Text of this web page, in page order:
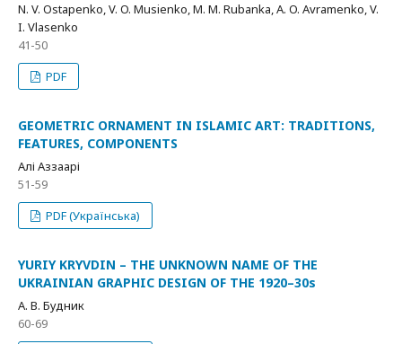
N. V. Ostapenko, V. O. Musienko, M. M. Rubanka, A. O. Avramenko, V.
I. Vlasenko
41-50
PDF
GEOMETRIC ORNAMENT IN ISLAMIC ART: TRADITIONS,
FEATURES, COMPONENTS
Алі Аззаарі
51-59
PDF (Українська)
YURIY KRYVDIN – THE UNKNOWN NAME OF THE
UKRAINIAN GRAPHIC DESIGN OF THE 1920–30s
А. В. Будник
60-69